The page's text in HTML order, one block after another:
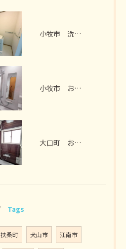
小牧市 洗面脱衣室リフォーム I様邸 2026年7月
小牧市 お風呂リフォーム I様邸 2026年7月
大口町 お風呂リフォーム M様邸 2026年7月
Tags
扶桑町 犬山市 江南市